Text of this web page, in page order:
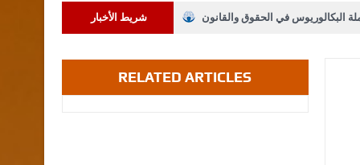
شريط الأخبار البكالوريوس في الحقوق والقانون
على شراكة فاعلة مع الإعلامRELATED ARTICLES